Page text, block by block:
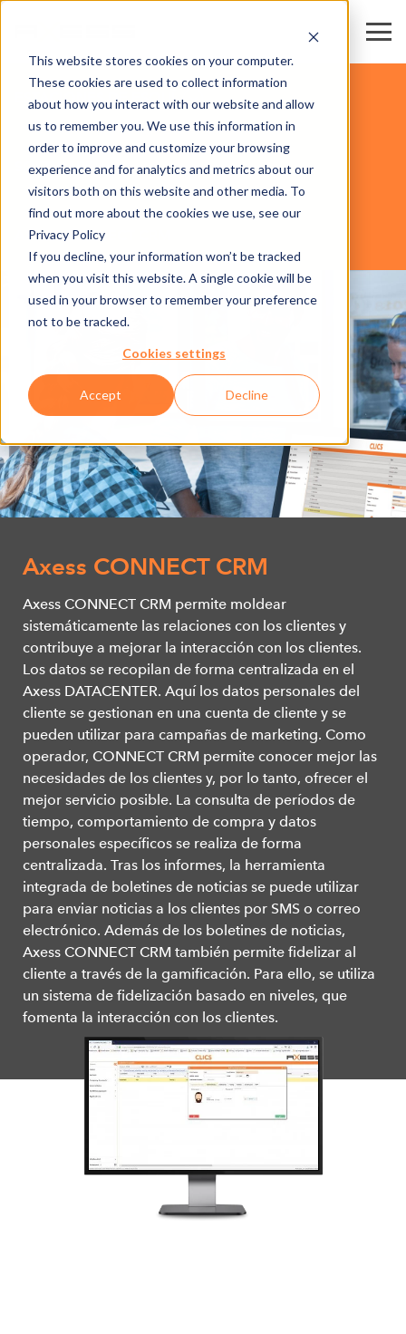
This website stores cookies on your computer.
These cookies are used to collect information
about how you interact with our website and allow
us to remember you. We use this information in
order to improve and customize your browsing
experience and for analytics and metrics about our
visitors both on this website and other media. To
find out more about the cookies we use, see our
Privacy Policy
If you decline, your information won’t be tracked
when you visit this website. A single cookie will be
used in your browser to remember your preference
not to be tracked.
Cookies settings
Accept Decline
AXESS CONNECT CRM
SOFTWARE
ESTACIONES DE ESQUÍ
Axess CONNECT CRM
Axess CONNECT CRM permite moldear
sistemáticamente las relaciones con los clientes y
contribuye a mejorar la interacción con los clientes.
Los datos se recopilan de forma centralizada en el
Axess DATACENTER. Aquí los datos personales del
cliente se gestionan en una cuenta de cliente y se
pueden utilizar para campañas de marketing. Como
operador, CONNECT CRM permite conocer mejor las
necesidades de los clientes y, por lo tanto, ofrecer el
mejor servicio posible. La consulta de períodos de
tiempo, comportamiento de compra y datos
personales específicos se realiza de forma
centralizada. Tras los informes, la herramienta
integrada de boletines de noticias se puede utilizar
para enviar noticias a los clientes por SMS o correo
electrónico. Además de los boletines de noticias,
Axess CONNECT CRM también permite fidelizar al
cliente a través de la gamificación. Para ello, se utiliza
un sistema de fidelización basado en niveles, que
fomenta la interacción con los clientes.